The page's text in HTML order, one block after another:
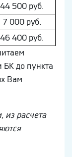
44 500 руб.
7 000 руб.
46 400 руб.
БК до пункта
Вам
из расчета